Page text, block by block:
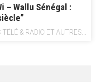
– Wallu Sénégal :
TÉLÉ & RADIO ET AUTRES...